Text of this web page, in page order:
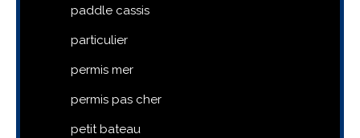
paddle cassis
particulier
permis mer
permis pas cher
petit bateau